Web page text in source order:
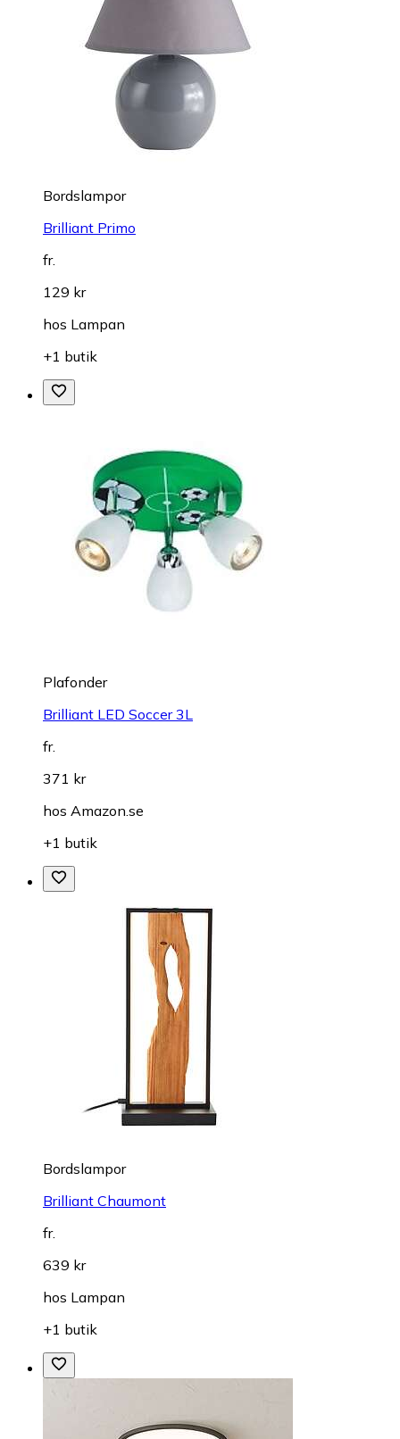
Bordslampor
Brilliant Primo
fr.
129 kr
hos Lampan
+1 butik
Plafonder
Brilliant LED Soccer 3L
fr.
371 kr
hos Amazon.se
+1 butik
Bordslampor
Brilliant Chaumont
fr.
639 kr
hos Lampan
+1 butik